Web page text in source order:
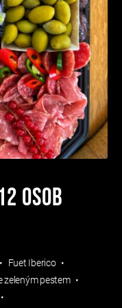
OSOB
Fuet Iberico
zeleným pestem